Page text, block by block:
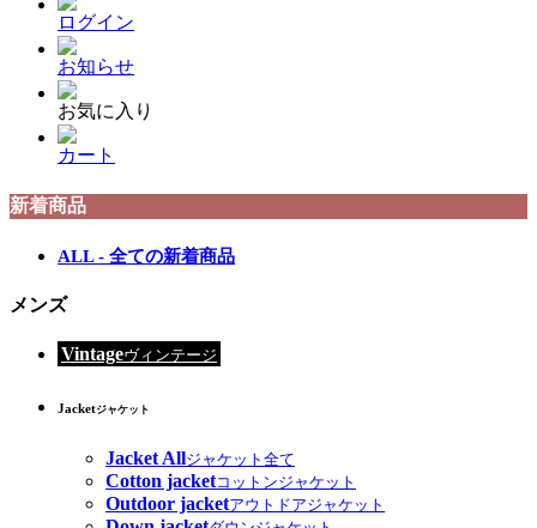
ログイン
お知らせ
お気に入り
カート
新着商品
ALL - 全ての新着商品
メンズ
Vintageヴィンテージ
Jacketジャケット
Jacket Allジャケット全て
Cotton jacketコットンジャケット
Outdoor jacketアウトドアジャケット